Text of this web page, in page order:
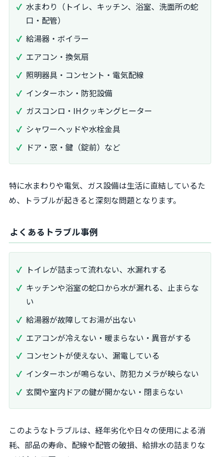
水まわり（トイレ、キッチン、浴室、洗面所の蛇
口・配管）
給湯器・ボイラー
エアコン・換気扇
照明器具・コンセント・電気配線
インターホン・防犯設備
ガスコンロ・IHクッキングヒーター
シャワーヘッドや水栓金具
ドア・窓・鍵（錠前）など
特に水まわりや電気、ガス設備は生活に直結しているた
め、トラブルが起きると深刻な問題となります。
よくあるトラブル事例
トイレが詰まって流れない、水漏れする
キッチンや浴室の蛇口から水が漏れる、止まらな
い
給湯器が故障してお湯が出ない
エアコンが冷えない・暖まらない・異音がする
コンセントが使えない、漏電している
インターホンが鳴らない、防犯カメラが映らない
玄関や室内ドアの鍵が開かない・閉まらない
このようなトラブルは、経年劣化や日々の使用による消
耗、部品の寿命、配線や配管の破損、給排水の詰まりな